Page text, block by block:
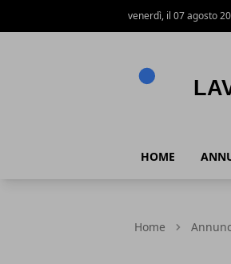
venerdì, il 07 agosto
HOME
Home